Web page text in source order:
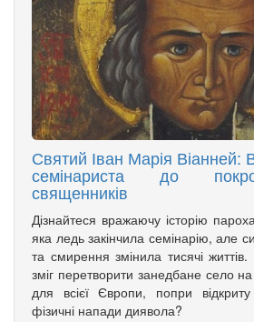
Святий Іван Марія Віанней:
семінариста до
священників
Дізнайтеся вражаючу історію
яка ледь закінчила семінарію, але
та смирення змінила тисячі
зміг перетворити занедбане село
для всієї Європи, попри відкриту
фізичні напади диявола?